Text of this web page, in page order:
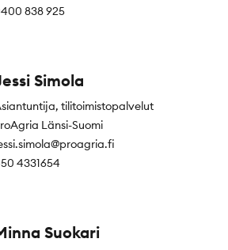
838 925
Simola
tilitoimistopalvelut
Länsi-Suomi
4331654
Suokari